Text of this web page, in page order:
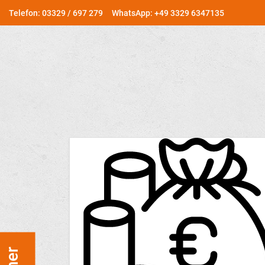
Telefon: 03329 / 697 279 WhatsApp: +49 3329 6347135